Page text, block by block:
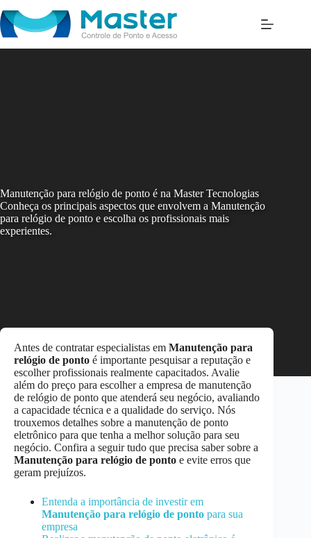
to
content
Manutenção para relógio de ponto é na Master Tecnologias
Conheça os principais aspectos que envolvem a Manutenção
para relógio de ponto e escolha os profissionais mais
experientes.
Antes de contratar especialistas em Manutenção para
relógio de ponto é importante pesquisar a reputação e
escolher profissionais realmente capacitados. Avalie
além do preço para escolher a empresa de manutenção
de relógio de ponto que atenderá seu negócio, avaliando
a capacidade técnica e a qualidade do serviço. Nós
trouxemos detalhes sobre a manutenção de ponto
eletrônico para que tenha a melhor solução para seu
negócio. Confira a seguir tudo que precisa saber sobre a
Manutenção para relógio de ponto e evite erros que
geram prejuízos.
Entenda a importância de investir em
Manutenção para relógio de ponto para sua
empresa